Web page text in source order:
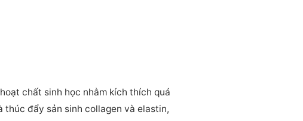
chất sinh học nhằm kích thích quá
thúc đẩy sản sinh collagen và elastin,